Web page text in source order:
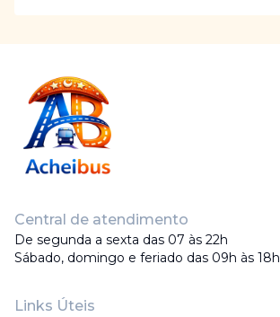
Central de atendimento
De segunda a sexta das 07 às 22h
Sábado, domingo e feriado das 09h às 18h
Links Úteis